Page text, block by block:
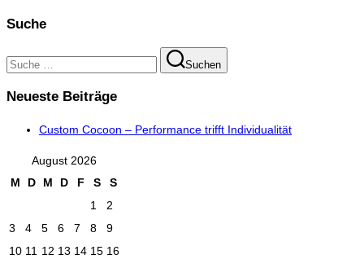
Suche
Suchen
nach:
Suchen
Neueste Beiträge
Custom Cocoon – Performance trifft Individualität
August 2026
M
D M D F S
S
1
2
3
4 5 6 7 8
9
10 11 12 13 14 15 16